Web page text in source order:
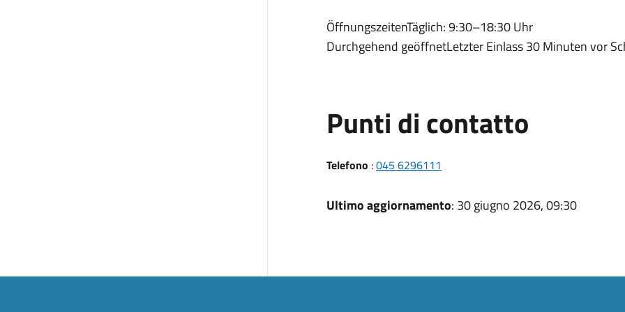
ÖffnungszeitenTäglich: 9:30–18:30 Uhr
Durchgehend geöffnetLetzter Einlass 30 Minuten vor
Punti di contatto
Telefono :045 6296111
Ultimo aggiornamento: 30 giugno 2026, 09:30